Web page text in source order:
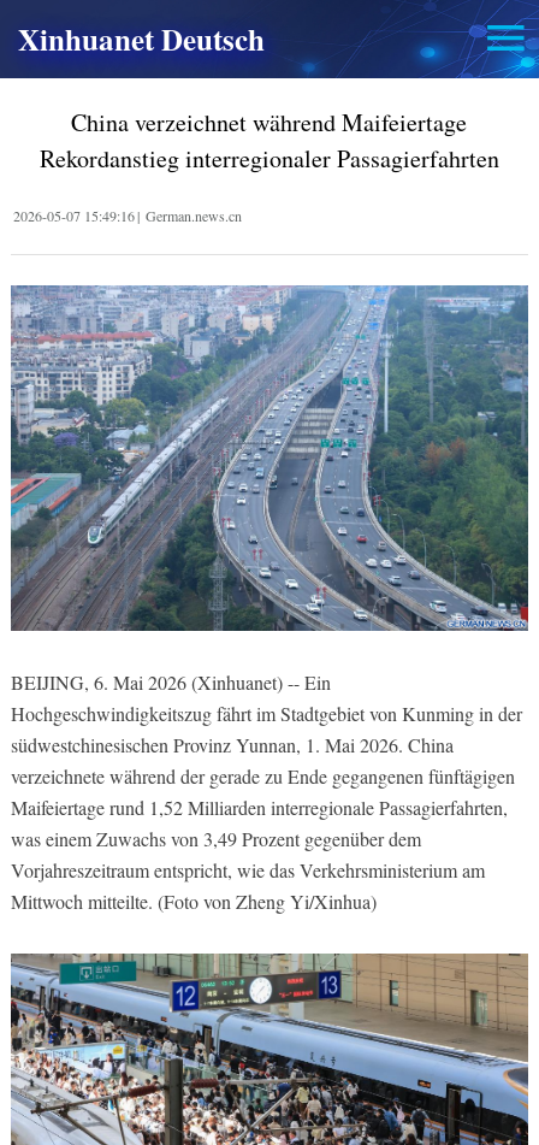
Xinhuanet Deutsch
China verzeichnet während Maifeiertage
Rekordanstieg interregionaler Passagierfahrten
2026-05-07 15:49:16| German.news.cn
BEIJING, 6. Mai 2026 (Xinhuanet) -- Ein
Hochgeschwindigkeitszug fährt im Stadtgebiet von Kunming in der
südwestchinesischen Provinz Yunnan, 1. Mai 2026. China
verzeichnete während der gerade zu Ende gegangenen fünftägigen
Maifeiertage rund 1,52 Milliarden interregionale Passagierfahrten,
was einem Zuwachs von 3,49 Prozent gegenüber dem
Vorjahreszeitraum entspricht, wie das Verkehrsministerium am
Mittwoch mitteilte. (Foto von Zheng Yi/Xinhua)